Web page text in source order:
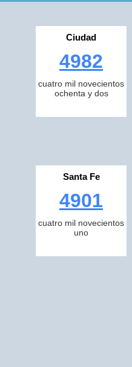
Ciudad
4982
cuatro mil novecientos
ochenta y dos
Santa Fe
4901
cuatro mil novecientos
uno